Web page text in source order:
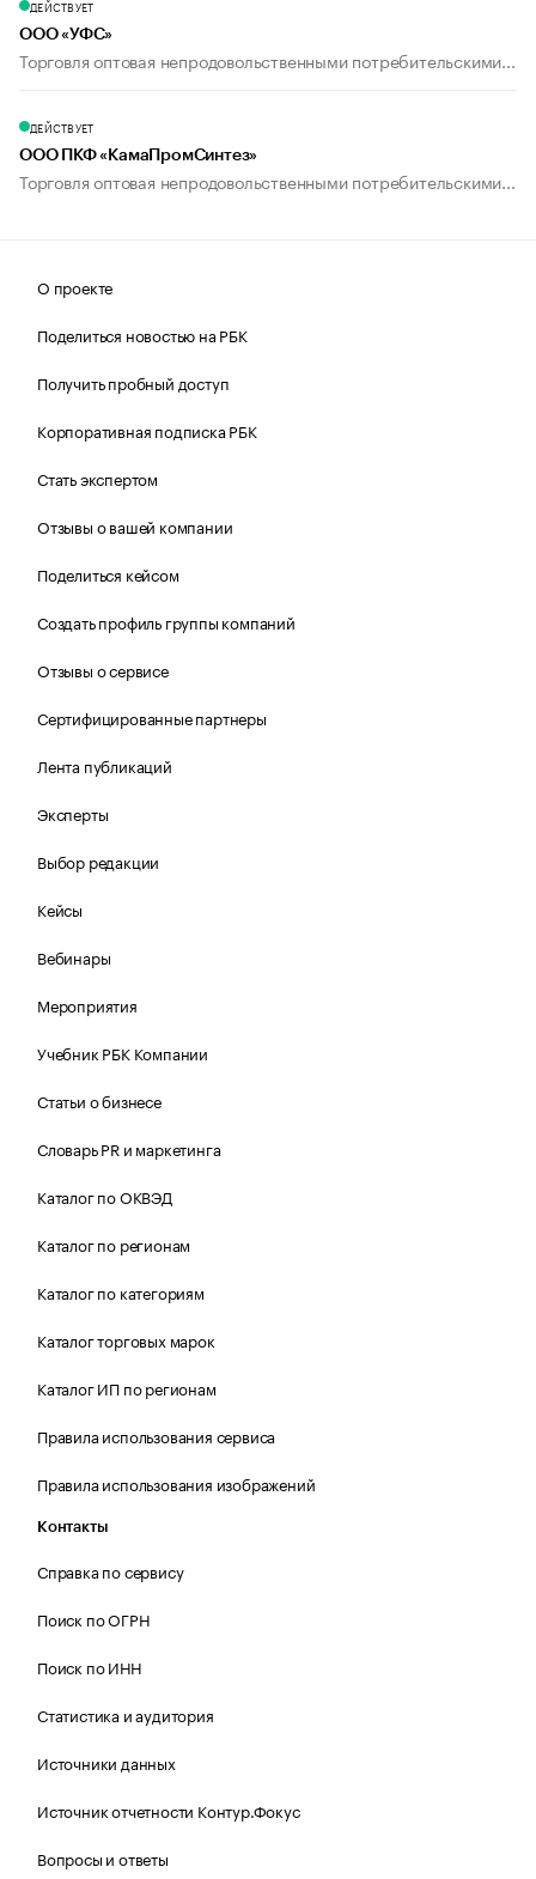
ДЕЙСТВУЕТ
ООО «УФС»
Торговля оптовая непродовольственными потребительскими...
ДЕЙСТВУЕТ
ООО ПКФ «КамаПромСинтез»
Торговля оптовая непродовольственными потребительскими...
О проекте
Поделиться новостью на РБК
Получить пробный доступ
Корпоративная подписка РБК
Стать экспертом
Отзывы о вашей компании
Поделиться кейсом
Создать профиль группы компаний
Отзывы о сервисе
Сертифицированные партнеры
Лента публикаций
Эксперты
Выбор редакции
Кейсы
Вебинары
Мероприятия
Учебник РБК Компании
Статьи о бизнесе
Словарь PR и маркетинга
Каталог по ОКВЭД
Каталог по регионам
Каталог по категориям
Каталог торговых марок
Каталог ИП по регионам
Правила использования сервиса
Правила использования изображений
Контакты
Справка по сервису
Поиск по ОГРН
Поиск по ИНН
Статистика и аудитория
Источники данных
Источник отчетности Контур.Фокус
Вопросы и ответы